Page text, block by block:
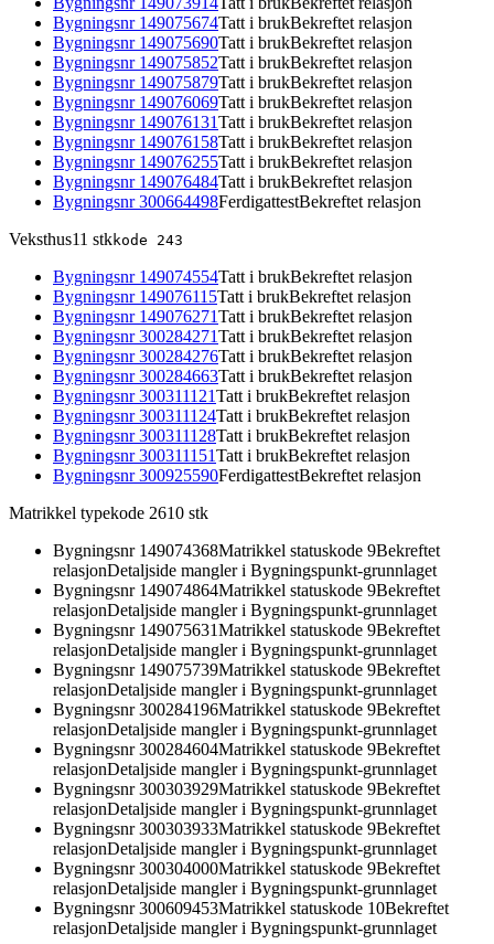
Bygningsnr 149075674Tatt i brukBekreftet relasjon
Bygningsnr 149075690Tatt i brukBekreftet relasjon
Bygningsnr 149075852Tatt i brukBekreftet relasjon
Bygningsnr 149075879Tatt i brukBekreftet relasjon
Bygningsnr 149076069Tatt i brukBekreftet relasjon
Bygningsnr 149076131Tatt i brukBekreftet relasjon
Bygningsnr 149076158Tatt i brukBekreftet relasjon
Bygningsnr 149076255Tatt i brukBekreftet relasjon
Bygningsnr 149076484Tatt i brukBekreftet relasjon
Bygningsnr300664498FerdigattestBekreftet relasjon
Veksthus11 stkkode 243
Bygningsnr 149074554Tatt i brukBekreftet relasjon
Bygningsnr 149076115Tatt i brukBekreftet relasjon
Bygningsnr 149076271Tatt i brukBekreftet relasjon
Bygningsnr300284271Tatt i brukBekreftet relasjon
Bygningsnr300284276Tatt i brukBekreftet relasjon
Bygningsnr300284663Tatt i brukBekreftet relasjon
Bygningsnr300311121Tatt i brukBekreftet relasjon
Bygningsnr300311124Tatt i brukBekreftet relasjon
Bygningsnr300311128Tatt i brukBekreftet relasjon
Bygningsnr300311151Tatt i brukBekreftet relasjon
Bygningsnr300925590FerdigattestBekreftet relasjon
Matrikkel typekode 2610 stk
Bygningsnr 149074368Matrikkel statuskode 9Bekreftet
relasjonDetaljside mangler i Bygningspunkt-grunnlaget
Bygningsnr 149074864Matrikkel statuskode 9Bekreftet
relasjonDetaljside mangler i Bygningspunkt-grunnlaget
Bygningsnr 149075631Matrikkel statuskode 9Bekreftet
relasjonDetaljside mangler i Bygningspunkt-grunnlaget
Bygningsnr 149075739Matrikkel statuskode 9Bekreftet
relasjonDetaljside mangler i Bygningspunkt-grunnlaget
Bygningsnr300284196Matrikkel statuskode 9Bekreftet
relasjonDetaljside mangler i Bygningspunkt-grunnlaget
Bygningsnr300284604Matrikkel statuskode 9Bekreftet
relasjonDetaljside mangler i Bygningspunkt-grunnlaget
Bygningsnr300303929Matrikkel statuskode 9Bekreftet
relasjonDetaljside mangler i Bygningspunkt-grunnlaget
Bygningsnr300303933Matrikkel statuskode 9Bekreftet
relasjonDetaljside mangler i Bygningspunkt-grunnlaget
Bygningsnr300304000Matrikkel statuskode 9Bekreftet
relasjonDetaljside mangler i Bygningspunkt-grunnlaget
Bygningsnr300609453Matrikkel statuskode 10Bekreftet
relasjonDetaljside mangler i Bygningspunkt-grunnlaget